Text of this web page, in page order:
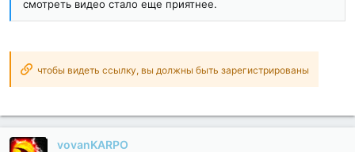
смотреть видео стало еще приятнее.
чтобы видеть ссылку, вы должны быть зарегистрированы
vovanKARPO